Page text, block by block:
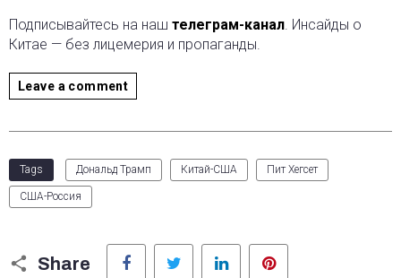
Подписывайтесь на наш телеграм-канал. Инсайды о
Китае — без лицемерия и пропаганды.
Leave a comment
Tags Дональд Трамп Китай-США Пит Хегсет
США-Россия
Share
Facebook Twitter LinkedIn